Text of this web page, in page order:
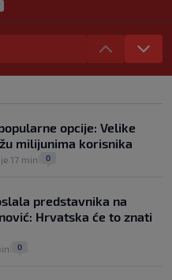
na more, a zaboravila
Kakva su prava
mjesta prebivališta?
dana ukine mjere: "Ne bi
Vlada se zaljubila u te
25
opcije: Velike
milijunima korisnika
17 min 0
predstavnika na
Hrvatska će to znati
0